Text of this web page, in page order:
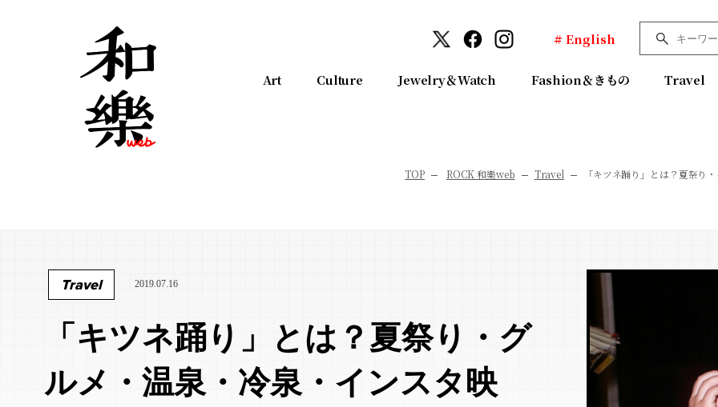
# English
Art Culture Jewelry＆Watch Fashion＆きもの Travel
TOP ROCK 和樂web Travel 「キツネ踊り」とは？夏祭り
Travel 2019.07.16
「キツネ踊り」とは？夏祭り・グ
ルメ・温泉・冷泉・インスタ映